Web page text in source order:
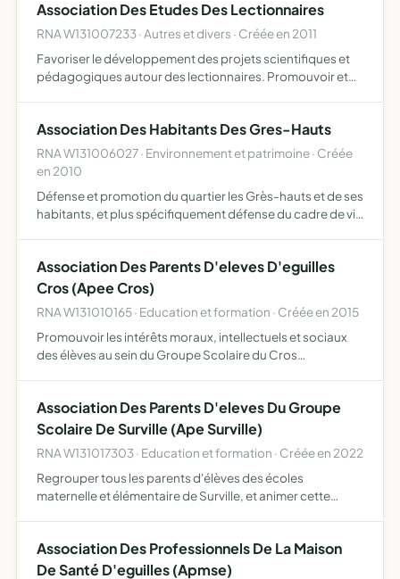
Association Des Etudes Des Lectionnaires
RNA W131007233 · Autres et divers · Créée en 2011
Favoriser le développement des projets scientifiques et
pédagogiques autour des lectionnaires. Promouvoir et
prestation…
Association Des Habitants Des Gres-Hauts
RNA W131006027 · Environnement et patrimoine · Créée
en 2010
Défense et promotion du quartier les Grès-hauts et de ses
habitants, et plus spécifiquement défense du cadre de vie
Association Des Parents D'eleves D'eguilles
Cros (Apee Cros)
RNA W131010165 · Education et formation · Créée en 2015
Promouvoir les intérêts moraux, intellectuels et sociaux
des élèves au sein du Groupe Scolaire du Cros
élèves fédérer…
Association Des Parents D'eleves Du Groupe
Scolaire De Surville (Ape Surville)
RNA W131017303 · Education et formation · Créée en 2022
Regrouper tous les parents d'élèves des écoles
maternelle et élémentaire de Surville, et animer cette
écol…
Association Des Professionnels De La Maison
De Santé D'eguilles (Apmse)